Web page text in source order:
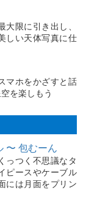
限に引き出し、
しい天体写真に仕
マホをかざすと話
を楽しもう
〜 包むーん
っつく不思議なタ
ピースやケーブル
には月面をプリン